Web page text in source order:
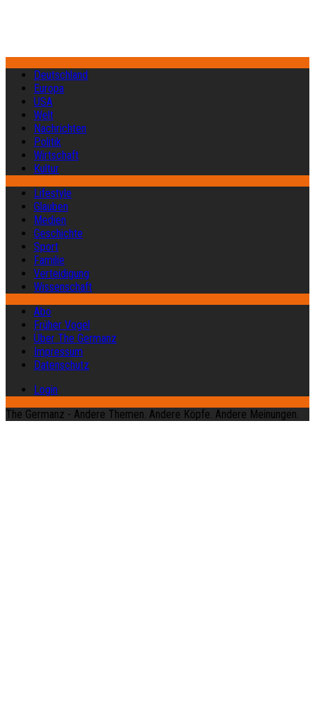
Deutschland
Europa
USA
Welt
Nachrichten
Politik
Wirtschaft
Kultur
Lifestyle
Glauben
Medien
Geschichte
Sport
Familie
Verteidigung
Wissenschaft
Abo
Früher Vogel
Über The Germanz
Impressum
Datenschutz
Login
The Germanz - Andere Themen. Andere Köpfe. Andere Meinungen.